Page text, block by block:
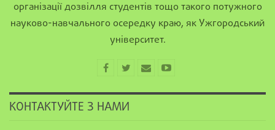
організації дозвілля студентів тощо такого потужного
науково-навчального осередку краю, як Ужгородський
університет.
КОНТАКТУЙТЕ З НАМИ